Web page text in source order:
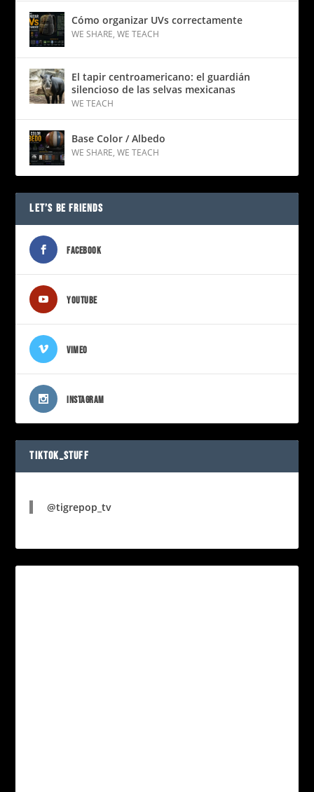
Cómo organizar UVs correctamente
WE SHARE,WE TEACH
El tapir centroamericano: el guardián
silencioso de las selvas mexicanas
WE TEACH
Base Color / Albedo
WE SHARE,WE TEACH
LET’S BE FRIENDS
FACEBOOK
YOUTUBE
VIMEO
INSTAGRAM
TIKTOK_STUFF
@tigrepop_tv